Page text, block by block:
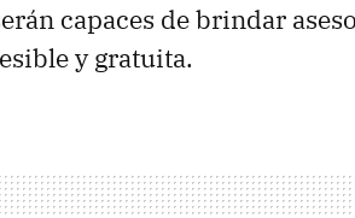
capaces de brindar
y gratuita.